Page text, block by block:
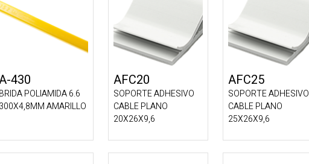
430
BRIDA POLIAMIDA 6.6
300X4,8MM AMARILLO
AFC20
SOPORTE ADHESIVO
CABLE PLANO
20X26X9,6
AFC25
SOPORTE ADHESIVO
CABLE PLANO
25X26X9,6